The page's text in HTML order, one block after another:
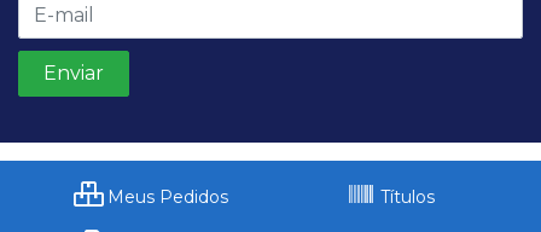
Meus Pedidos Títulos